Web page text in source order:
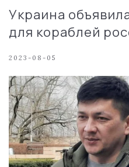
Украина
для кораблей
2023-08-05